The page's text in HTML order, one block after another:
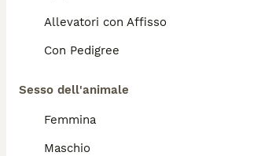
Allevatori con Affisso
Con Pedigree
Sesso dell'animale
Femmina
Maschio